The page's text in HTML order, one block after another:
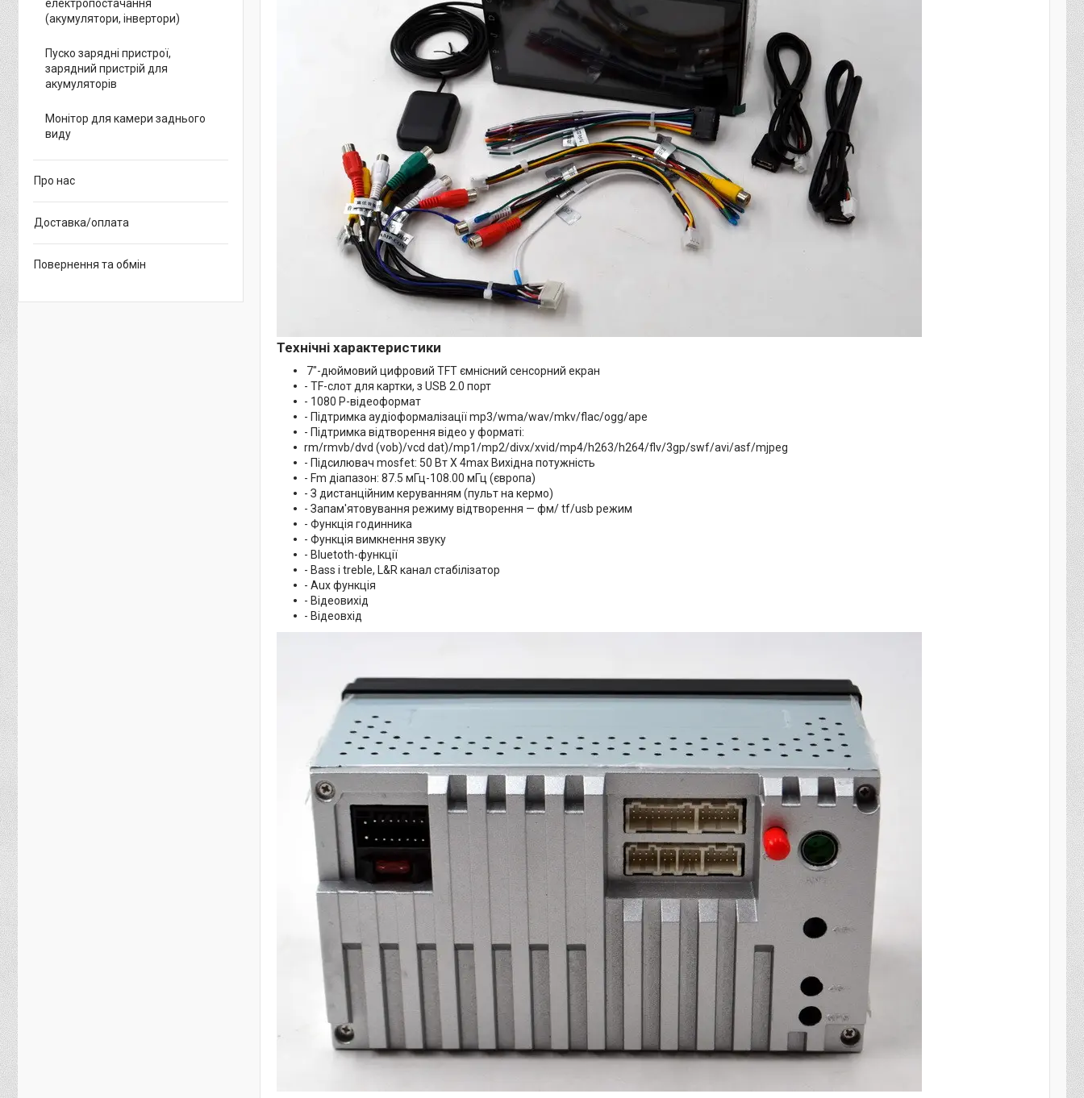
Технічні характеристики
7"-дюймовий цифровий TFT ємнісний сенсорний екран
- TF-слот для картки, з USB 2.0 порт
- 1080 P-відеоформат
- Підтримка аудіоформалізації mp3/wma/wav/mkv/flac/ogg/ape
- Підтримка відтворення відео у форматі:
rm/rmvb/dvd (vob)/vcd dat)/mp1/mp2/divx/xvid/mp4/h263/h264/flv/3gp/swf/avi/asf/mjpeg
- Підсилювач mosfet: 50 Вт X 4max Вихідна потужність
- Fm діапазон: 87.5 мГц-108.00 мГц (європа)
- З дистанційним керуванням (пульт на кермо)
- Запам'ятовування режиму відтворення — фм/ tf/usb режим
- Функція годинника
- Функція вимкнення звуку
- Bluetoth-функції
- Bass і treble, L&R канал стабілізатор
- Aux функція
- Відеовихід
- Відеовхід
електропостачання
(акумулятори, інвертори)
Пуско зарядні пристрої,
зарядний пристрій для
акумуляторів
Монітор для камери заднього
виду
Про нас
Доставка/оплата
Повернення та обмін